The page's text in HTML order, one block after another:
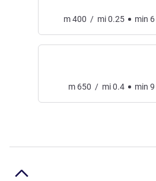
m400 / mi0.25 min 6
m 650 / mi0.4 min 9